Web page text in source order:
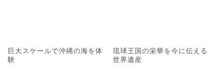
巨大スケールで沖縄の海を体
験
琉球王国の栄華を今に伝える
世界遺産